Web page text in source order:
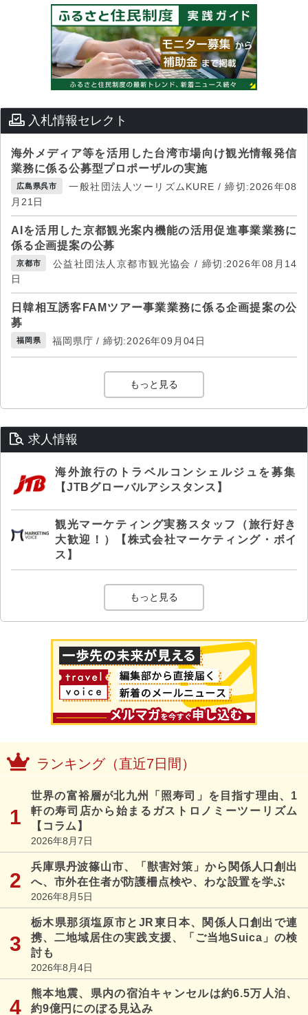
入札情報セレクト
海外メディア等を活用した台湾市場向け観光情報発信
業務に係る公募型プロポーザルの実施
広島県呉市
一般社団法人ツーリズムKURE / 締切:2026年08
月21日
AIを活用した京都観光案内機能の活用促進事業業務に
係る企画提案の公募
京都市
公益社団法人京都市観光協会 / 締切:2026年08月14
日
日韓相互誘客FAMツアー事業業務に係る企画提案の公
募
福岡県 福岡県庁 / 締切:2026年09月04日
もっと見る
求人情報
海外旅行のトラベルコンシェルジュを募集
【JTBグローバルアシスタンス】
観光マーケティング実務スタッフ（旅行好き
大歓迎！）【株式会社マーケティング・ボイ
ス】
もっと見る
ランキング（直近7日間）
世界の富裕層が北九州「照寿司」を目指す理由、1
軒の寿司店から始まるガストロノミーツーリズム
【コラム】
2026年8月7日
兵庫県丹波篠山市、「獣害対策」から関係人口創出
へ、市外在住者が防護柵点検や、わな設置を学ぶ
2026年8月5日
栃木県那須塩原市とJR東日本、関係人口創出で連
携、二地域居住の実践支援、「ご当地Suica」の検
討も
2026年8月4日
熊本地震、県内の宿泊キャンセルは約6.5万人泊、
約9億円にのぼる見込み